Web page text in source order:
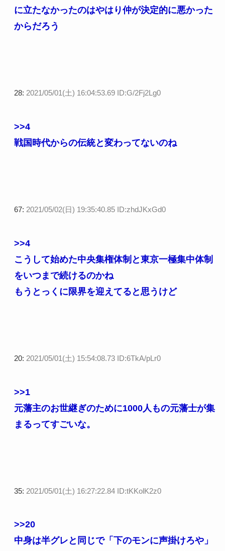
に立たなかったのはやはり仲が決定的に悪かった
からだろう
28: 2021/05/01(土) 16:04:53.69 ID:G/2Fj2Lg0
>>4
戦国時代からの伝統と変わってないのね
67: 2021/05/02(日) 19:35:40.85 ID:zhdJKxGd0
>>4
こうして始めた中央集権体制と東京一極集中体制
をいつまで続けるのかね
もうとっくに限界を迎えてると思うけど
20: 2021/05/01(土) 15:54:08.73 ID:6TkA/pLr0
>>1
元藩主のお世継ぎのために1000人もの元藩士が集
まるってすごいな。
35: 2021/05/01(土) 16:27:22.84 ID:tKKolK2z0
>>20
中身は半グレと同じで「下のモンに声掛けろや」